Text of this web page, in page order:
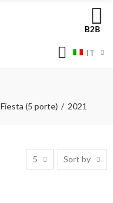
B2B
IT
Fiesta (5 porte) 2021
5 Sort by